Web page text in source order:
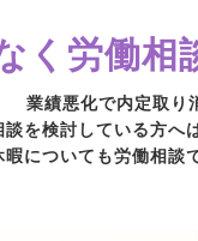
く労働相
業績悪化で内定取り
談を検討している方へ
暇についても労働相談